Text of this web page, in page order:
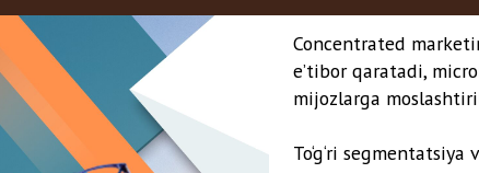
Apple yuqori daromadli mijozlar uchun
arzonroq segment uchun iPhone SE
Nike esa sportni sevuvchi yoshlar va
professional sportchilar uchun alohida
reklama kampaniyalari yaratadi.
Xulosa qilib aytganda, kimni